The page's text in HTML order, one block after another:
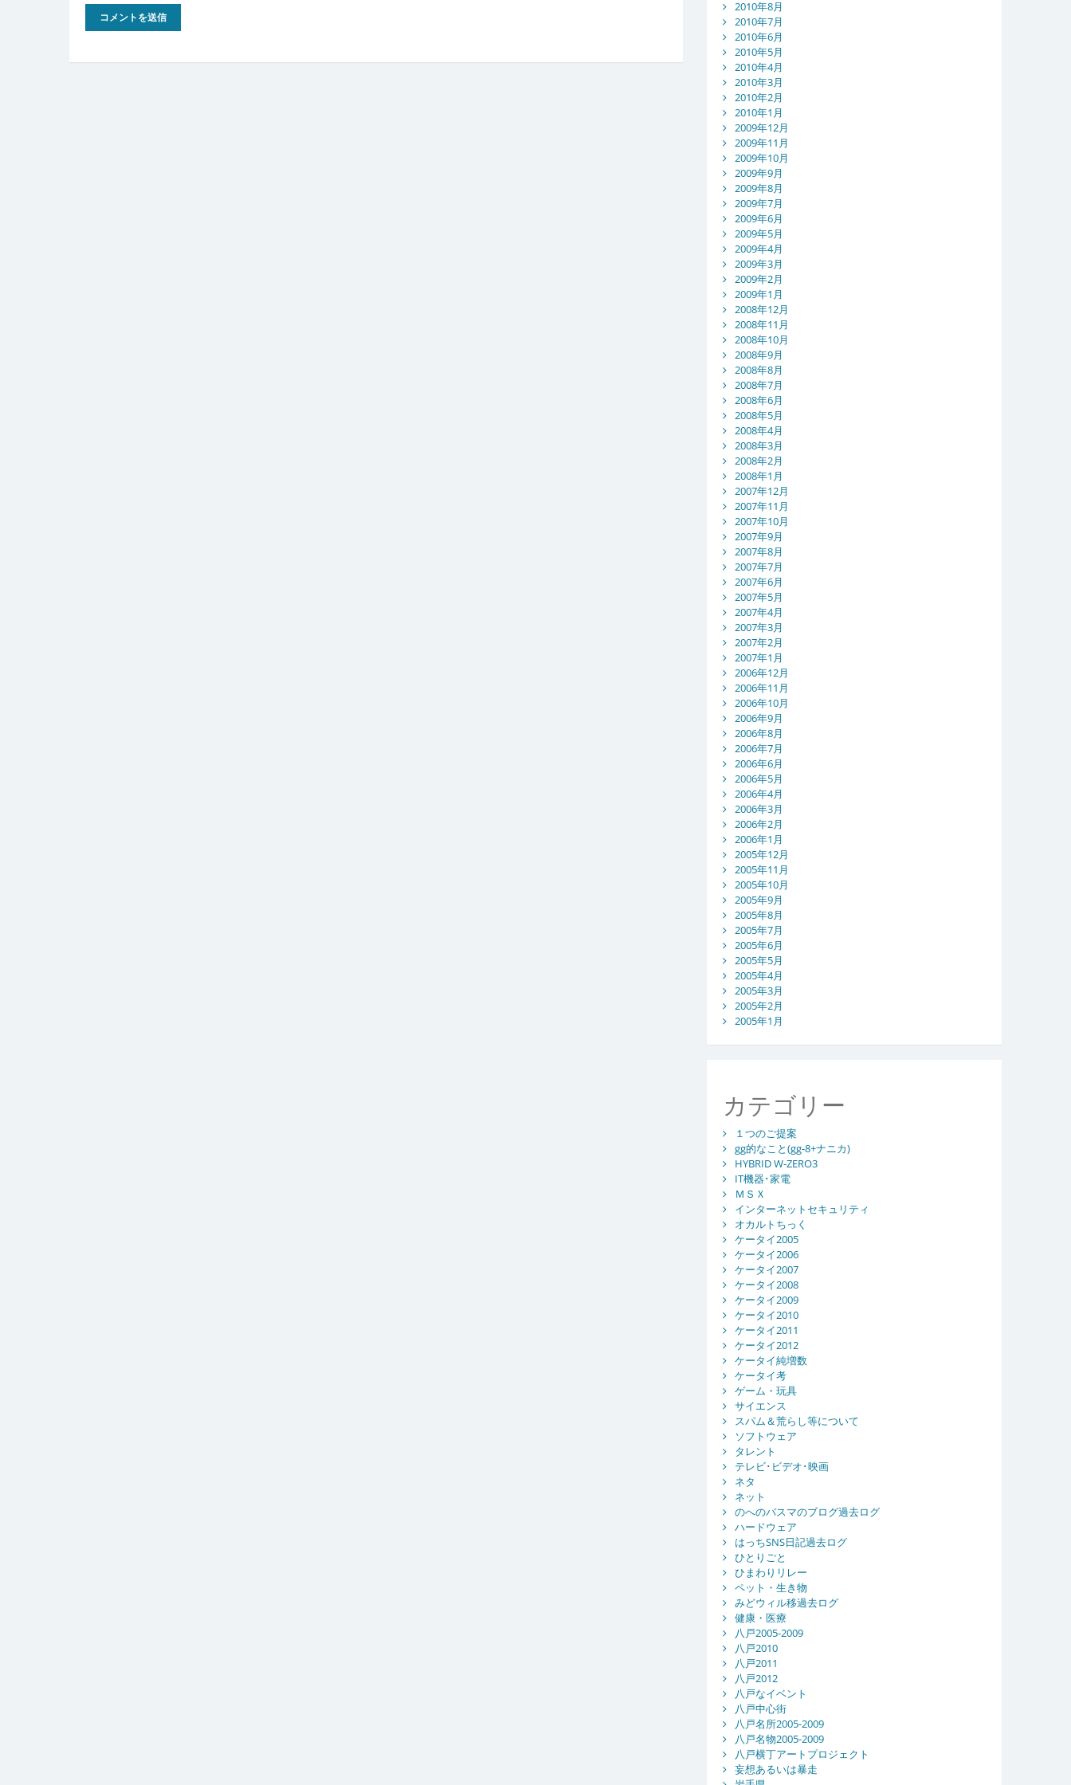
2010年8月
2010年7月
2010年6月
2010年5月
2010年4月
2010年3月
2010年2月
2010年1月
2009年12月
2009年11月
2009年10月
2009年9月
2009年8月
2009年7月
2009年6月
2009年5月
2009年4月
2009年3月
2009年2月
2009年1月
2008年12月
2008年11月
2008年10月
2008年9月
2008年8月
2008年7月
2008年6月
2008年5月
2008年4月
2008年3月
2008年2月
2008年1月
2007年12月
2007年11月
2007年10月
2007年9月
2007年8月
2007年7月
2007年6月
2007年5月
2007年4月
2007年3月
2007年2月
2007年1月
2006年12月
2006年11月
2006年10月
2006年9月
2006年8月
2006年7月
2006年6月
2006年5月
2006年4月
2006年3月
2006年2月
2006年1月
2005年12月
2005年11月
2005年10月
2005年9月
2005年8月
2005年7月
2005年6月
2005年5月
2005年4月
2005年3月
2005年2月
2005年1月
カテゴリー
１つのご提案
gg的なこと(gg-8+ナニカ)
HYBRID W-ZERO3
IT機器･家電
ＭＳＸ
インターネットセキュリティ
オカルトちっく
ケータイ2005
ケータイ2006
ケータイ2007
ケータイ2008
ケータイ2009
ケータイ2010
ケータイ2011
ケータイ2012
ケータイ純増数
ケータイ考
ゲーム・玩具
サイエンス
スパム＆荒らし等について
ソフトウェア
タレント
テレビ･ビデオ･映画
ネタ
ネット
のへのバスマのブログ過去ログ
ハードウェア
はっちSNS日記過去ログ
ひとりごと
ひまわりリレー
ペット・生き物
みどウィル移過去ログ
健康・医療
八戸2005-2009
八戸2010
八戸2011
八戸2012
八戸なイベント
八戸中心街
八戸名所2005-2009
八戸名物2005-2009
八戸横丁アートプロジェクト
妄想あるいは暴走